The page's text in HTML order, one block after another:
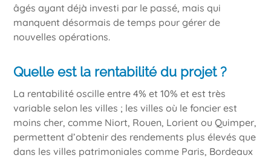
âgés ayant déjà investi par le passé, mais qui
manquent désormais de temps pour gérer de
nouvelles opérations.
Quelle est la rentabilité du projet ?
La rentabilité oscille entre 4% et 10% et est très
variable selon les villes ; les villes où le foncier est
moins cher, comme Niort, Rouen, Lorient ou Quimper,
permettent d’obtenir des rendements plus élevés que
dans les villes patrimoniales comme Paris, Bordeaux